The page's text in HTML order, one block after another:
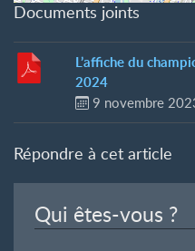
Documents joints
L’affiche du
2024
9 novembre
Répondre à cet article
Qui êtes-vous ?